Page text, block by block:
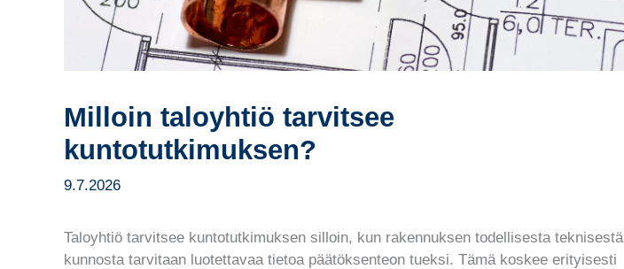
Milloin taloyhtiö tarvitsee
kuntotutkimuksen?
9.7.2026
Taloyhtiö tarvitsee kuntotutkimuksen silloin, kun rakennuksen todellisesta teknisestä
kunnosta tarvitaan luotettavaa tietoa päätöksenteon tueksi. Tämä koskee erityisesti